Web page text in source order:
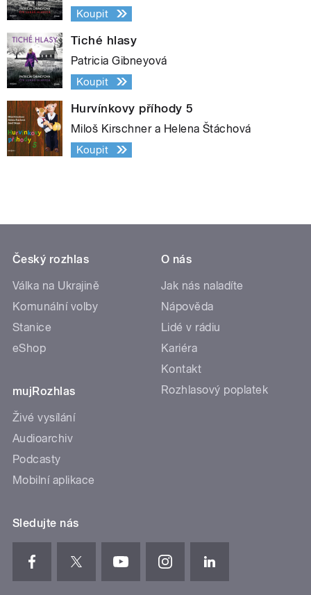
Koupit
Tiché hlasy
Patricia Gibneyová
Koupit
Hurvínkovy příhody 5
Miloš Kirschner a Helena Štáchová
Koupit
Český rozhlas
Válka na Ukrajině
Komunální volby
Stanice
eShop
mujRozhlas
Živé vysílání
Audioarchiv
Podcasty
Mobilní aplikace
O nás
Jak nás naladíte
Nápověda
Lidé v rádiu
Kariéra
Kontakt
Rozhlasový poplatek
Sledujte nás